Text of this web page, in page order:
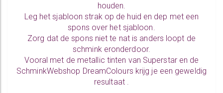
houden.
Leg het sjabloon strak op de huid en dep met een
spons over het sjabloon.
Zorg dat de spons niet te nat is anders loopt de
schmink eronderdoor.
Vooral met de metallic tinten van Superstar en de
SchminkWebshop DreamColours krijg je een geweldig
resultaat .